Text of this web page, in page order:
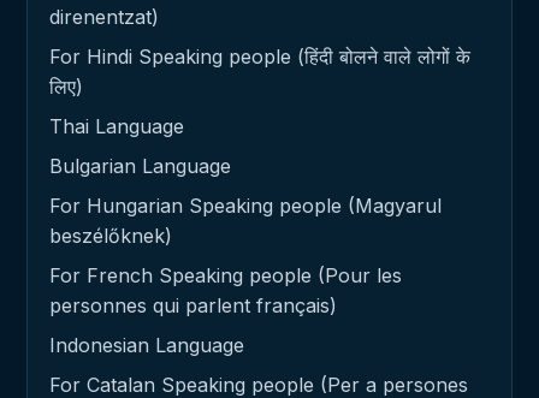
direnentzat)
For Hindi Speaking people (हिंदी बोलने वाले लोगों के
लिए)
Thai Language
Bulgarian Language
For Hungarian Speaking people (Magyarul
beszélőknek)
For French Speaking people (Pour les
personnes qui parlent français)
Indonesian Language
For Catalan Speaking people (Per a persones